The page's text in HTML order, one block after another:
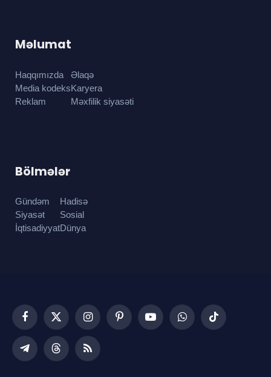
Məlumat
Haqqımızda
Media kodeks
Reklam
Əlaqə
Karyera
Məxfilik siyasəti
Bölmələr
Gündəm
Siyasət
İqtisadiyyat
Hadisə
Sosial
Dünya
Facebook
X
(Twitter)
InstagramPinterestYouTubeWhatsAppTikTok
TelegramThreadsRSS